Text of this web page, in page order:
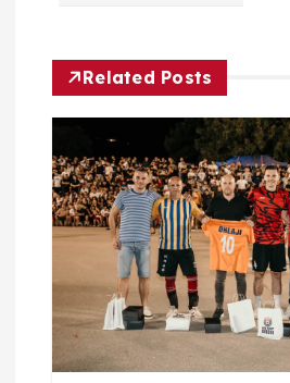
a
o
b
Related Posts